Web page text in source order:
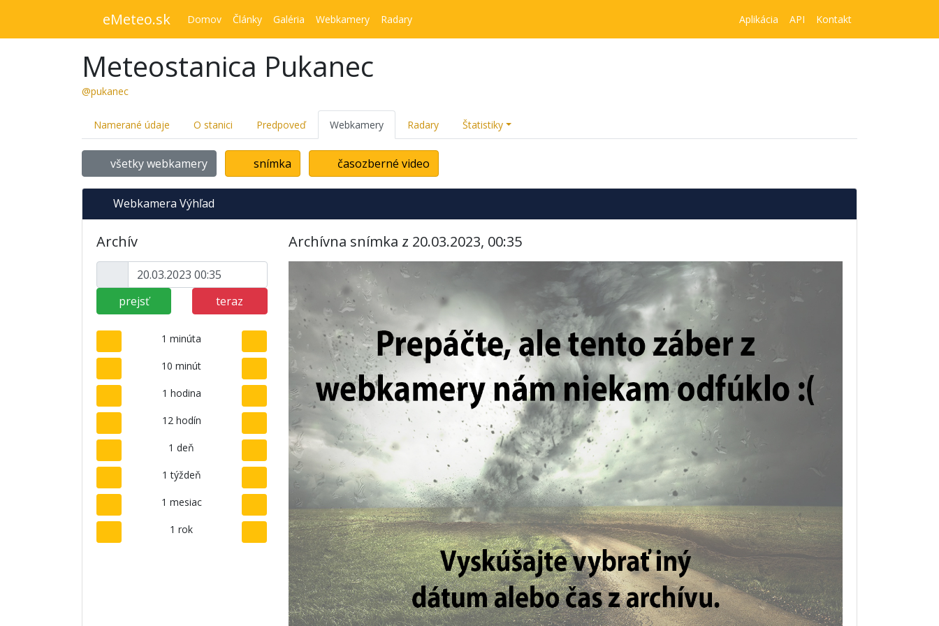
eMeteo.sk Domov Články Galéria Webkamery Radary Aplikácia API Kontakt
Meteostanica Pukanec
@pukanec
Namerané údaje O stanici Predpoveď Webkamery Radary Štatistiky
všetky webkamery snímka časozberné video
Webkamera Výhľad
Archív
prejsť teraz
1 minúta
10 minút
1 hodina
12 hodín
1 deň
1 týždeň
1 mesiac
1 rok
Archívna snímka z 20.03.2023, 00:35